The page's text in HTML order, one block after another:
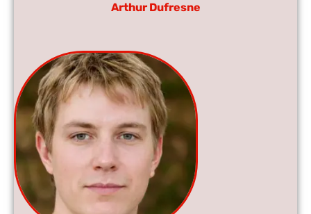
Arthur Dufresne